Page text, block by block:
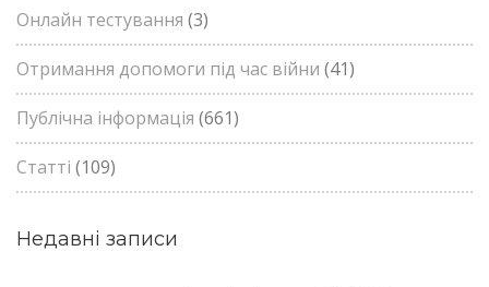
Онлайн тестування (3)
Отримання допомоги під час війни (41)
Публічна інформація (661)
Статті (109)
Недавні записи